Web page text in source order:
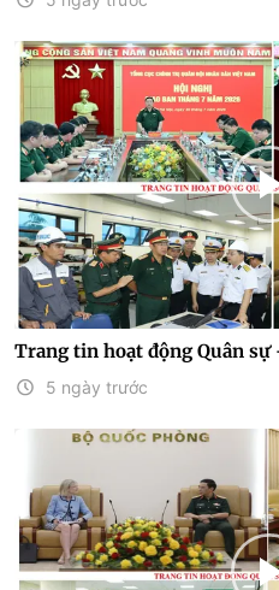
Trang tin hoạt động Quân
5 ngày trước